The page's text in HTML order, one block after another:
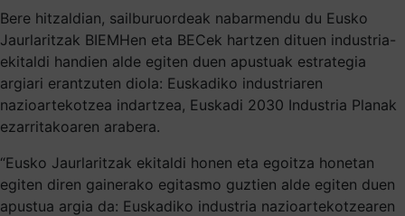
Bere hitzaldian, sailburuordeak nabarmendu du Eusko
Jaurlaritzak BIEMHen eta BECek hartzen dituen industria-
ekitaldi handien alde egiten duen apustuak estrategia
argiari erantzuten diola: Euskadiko industriaren
nazioartekotzea indartzea, Euskadi 2030 Industria Planak
ezarritakoaren arabera.
“Eusko Jaurlaritzak ekitaldi honen eta egoitza honetan
egiten diren gainerako egitasmo guztien alde egiten duen
apustua argia da: Euskadiko industria nazioartekotzearen